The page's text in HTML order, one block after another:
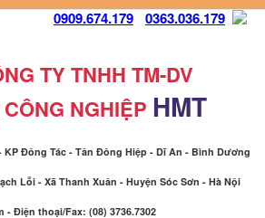
0909.674.179 0363.036.179
TY TNHH TM-DV
NGHIỆP HMT
Đông Tác - Tân Đông Hiệp - Dĩ An - Bình Dương
Lỗi - Xã Thanh Xuân - Huyện Sóc Sơn - Hà Nội
- Điện thoại/Fax: (08) 3736.7302